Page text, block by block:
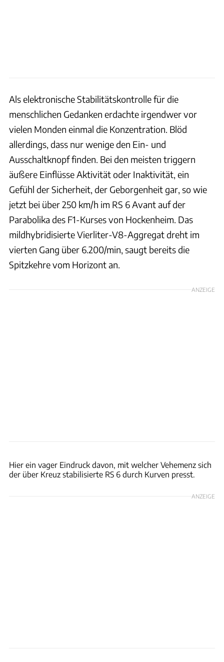
Als elektronische Stabilitätskontrolle für die
menschlichen Gedanken erdachte irgendwer vor
vielen Monden einmal die Konzentration. Blöd
allerdings, dass nur wenige den Ein- und
Ausschaltknopf finden. Bei den meisten triggern
äußere Einflüsse Aktivität oder Inaktivität, ein
Gefühl der Sicherheit, der Geborgenheit gar, so wie
jetzt bei über 250 km/h im RS 6 Avant auf der
Parabolika des F1-Kurses von Hockenheim. Das
mildhybridisierte Vierliter-V8-Aggregat dreht im
vierten Gang über 6.200/min, saugt bereits die
Spitzkehre vom Horizont an.
ANZEIGE
Hier ein vager Eindruck davon, mit welcher Vehemenz sich
der über Kreuz stabilisierte RS 6 durch Kurven presst.
ANZEIGE